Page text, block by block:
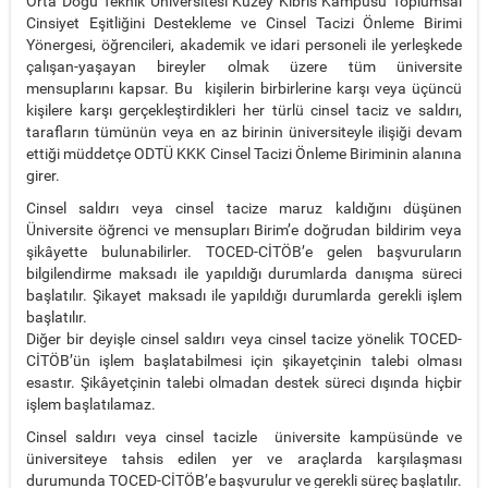
Cinsiyet Eşitliğini Destekleme ve Cinsel Tacizi Önleme Birimi
Yönergesi, öğrencileri, akademik ve idari personeli ile yerleşkede
çalışan-yaşayan bireyler olmak üzere tüm üniversite
mensuplarını kapsar. Bu kişilerin birbirlerine karşı veya üçüncü
kişilere karşı gerçekleştirdikleri her türlü cinsel taciz ve saldırı,
tarafların tümünün veya en az birinin üniversiteyle ilişiği devam
ettiği müddetçe ODTÜ KKK Cinsel Tacizi Önleme Biriminin alanına
girer.
Cinsel saldırı veya cinsel tacize maruz kaldığını düşünen
Üniversite öğrenci ve mensupları Birim’e doğrudan bildirim veya
şikâyette bulunabilirler. TOCED-CİTÖB’e gelen başvuruların
bilgilendirme maksadı ile yapıldığı durumlarda danışma süreci
başlatılır. Şikayet maksadı ile yapıldığı durumlarda gerekli işlem
başlatılır.
Diğer bir deyişle cinsel saldırı veya cinsel tacize yönelik TOCED-
CİTÖB’ün işlem başlatabilmesi için şikayetçinin talebi olması
esastır. Şikâyetçinin talebi olmadan destek süreci dışında hiçbir
işlem başlatılamaz.
Cinsel saldırı veya cinsel tacizle üniversite kampüsünde ve
üniversiteye tahsis edilen yer ve araçlarda karşılaşması
durumunda TOCED-CİTÖB’e başvurulur ve gerekli süreç başlatılır.